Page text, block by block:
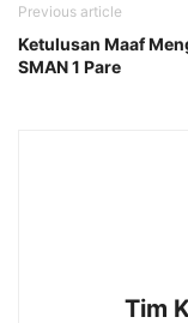
Previous article
Ketulusan Maaf
SMAN 1 Pare
Tim